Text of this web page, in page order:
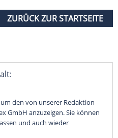
ZURÜCK ZUR STARTSEITE
den von unserer Redaktion
GmbH anzuzeigen. Sie können
und auch wieder